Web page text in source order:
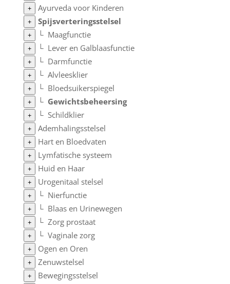
+ Ayurveda voor Kinderen
+ Spijsverteringsstelsel
+ └ Maagfunctie
+ └ Lever en Galblaasfunctie
+ └ Darmfunctie
+ └ Alvleesklier
+ └ Bloedsuikerspiegel
+ └ Gewichtsbeheersing
+ └ Schildklier
+ Ademhalingsstelsel
+ Hart en Bloedvaten
+ Lymfatische systeem
+ Huid en Haar
+ Urogenitaal stelsel
+ └ Nierfunctie
+ └ Blaas en Urinewegen
+ └ Zorg prostaat
+ └ Vaginale zorg
+ Ogen en Oren
+ Zenuwstelsel
+
Bewegingsstelsel